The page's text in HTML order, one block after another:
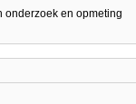
onderzoek en opmeting